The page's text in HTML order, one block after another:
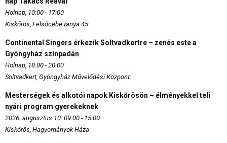
Holnap, 10:00 - 17:00
Kiskőrös, Felsőcebe tanya 45.
Continental Singers érkezik Soltvadkertre – zenés este a
Gyöngyház színpadán
Holnap, 18:00 - 20:00
Soltvadkert, Gyöngyház Művelődési Központ
Mesterségek és alkotói napok Kiskőrösön – élményekkel teli
nyári program gyerekeknek
2026. augusztus 10. 09:00 - 15:00
Kiskőrös, Hagyományok Háza